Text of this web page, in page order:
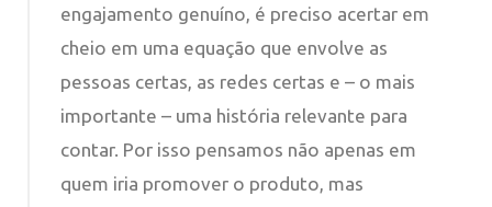
engajamento genuíno, é preciso acertar em
cheio em uma equação que envolve as
pessoas certas, as redes certas e – o mais
importante – uma história relevante para
contar. Por isso pensamos não apenas em
quem iria promover o produto, mas